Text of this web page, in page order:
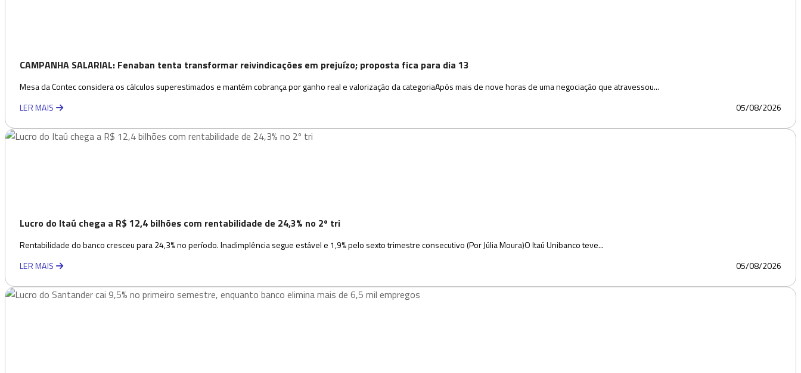
CAMPANHA SALARIAL: Fenaban tenta transformar reivindicações em prejuízo; proposta fica para dia 13
Mesa da Contec considera os cálculos superestimados e mantém cobrança por ganho real e valorização da categoriaApós mais de nove horas de uma negociação que atravessou...
LER MAIS
05/08/2026
Lucro do Itaú chega a R$ 12,4 bilhões com rentabilidade de 24,3% no 2º tri
Rentabilidade do banco cresceu para 24,3% no período. Inadimplência segue estável e 1,9% pelo sexto trimestre consecutivo (Por Júlia Moura)O Itaú Unibanco teve...
LER MAIS
05/08/2026